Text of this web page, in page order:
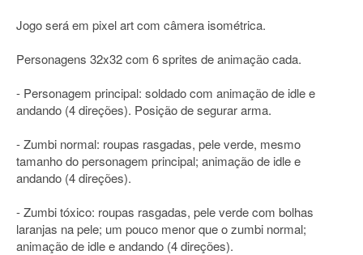
Jogo será em pixel art com câmera isométrica.
Personagens 32x32 com 6 sprites de animação cada.
- Personagem principal: soldado com animação de idle e
andando (4 direções). Posição de segurar arma.
- Zumbi normal: roupas rasgadas, pele verde, mesmo
tamanho do personagem principal; animação de idle e
andando (4 direções).
- Zumbi tóxico: roupas rasgadas, pele verde com bolhas
laranjas na pele; um pouco menor que o zumbi normal;
animação de idle e andando (4 direções).